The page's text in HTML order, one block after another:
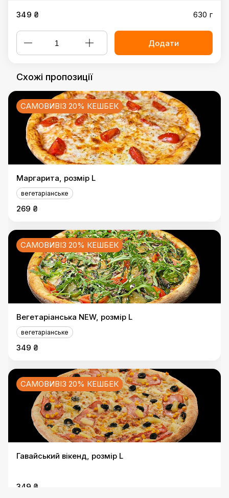
349 ₴ 630 г
Додати
Схожі пропозиції
САМОВИВІЗ 20% КЕШБЕК
Маргарита, розмір L
вегетаріанське
269 ₴
САМОВИВІЗ 20% КЕШБЕК
Вегетаріанська NEW, розмір L
вегетаріанське
349 ₴
САМОВИВІЗ 20% КЕШБЕК
Гавайський вікенд, розмір L
349 ₴